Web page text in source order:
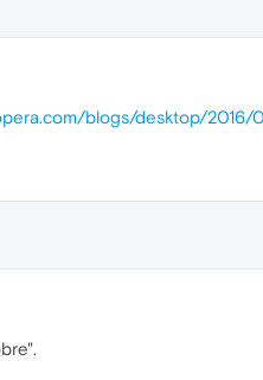
blogs/desktop/